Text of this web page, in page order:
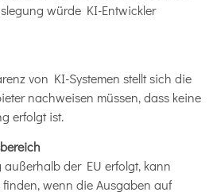
würde KI-Entwickler
von KI-Systemen stellt sich die
nachweisen müssen, dass keine
erfolgt ist.
der EU erfolgt, kann
wenn die Ausgaben auf